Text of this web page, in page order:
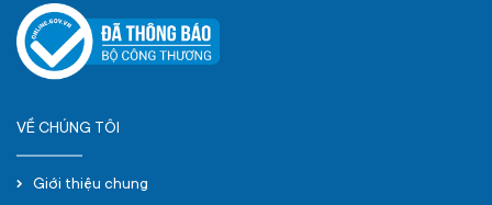
VỀ CHÚNG TÔI
Giới thiệu chung